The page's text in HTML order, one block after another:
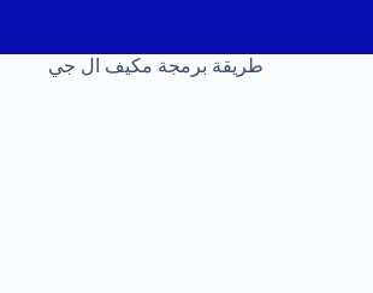
طريقة برمجة مكيف ال جي